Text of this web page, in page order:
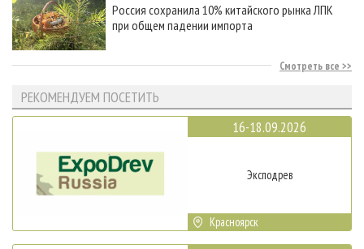
Россия сохранила 10% китайского рынка ЛПК
при общем падении импорта
Смотреть все
РЕКОМЕНДУЕМ ПОСЕТИТЬ
16-18.09.2026
Эксподрев
Красноярск